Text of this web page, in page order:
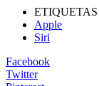
ETIQUETAS
Apple
Siri
Facebook
Twitter